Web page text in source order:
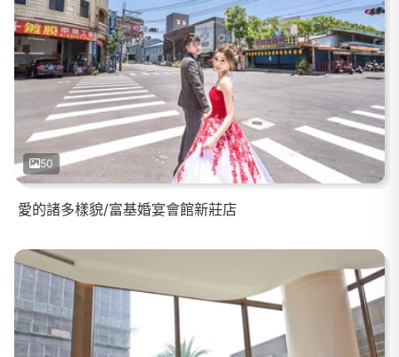
50
愛的諸多樣貌/富基婚宴會館新莊店